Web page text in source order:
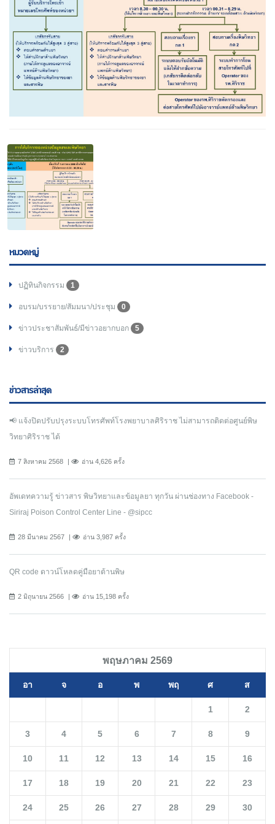
หมวดหมู่
ปฏิทินกิจกรรม 1
อบรม/บรรยาย/สัมมนา/ประชุม 0
ข่าวประชาสัมพันธ์/มีข่าวอยากบอก 5
ข่าวบริการ 2
ข่าวสารล่าสุด
📢 แจ้งปิดปรับปรุงระบบโทรศัพท์โรงพยาบาลศิริราช ไม่สามารถติดต่อศูนย์พิษ
วิทยาศิริราช ได้
7 สิงหาคม 2568 อ่าน 4,626 ครั้ง
อัพเดทความรู้ ข่าวสาร พิษวิทยาและข้อมูลยา ทุกวัน ผ่านช่องทาง Facebook -
Siriraj Poison Control Center Line - @sipcc
28 มีนาคม 2567 อ่าน 3,987 ครั้ง
QR code ดาวน์โหลดคู่มือยาต้านพิษ
2 มิถุนายน 2566 อ่าน 15,198 ครั้ง
พฤษภาคม 2569
อา จ อ พ พฤ ศ ส
1 2
3 4 5 6 7 8 9
10 11 12 13 14 15 16
17 18 19 20 21 22 23
24 25 26 27 28 29 30